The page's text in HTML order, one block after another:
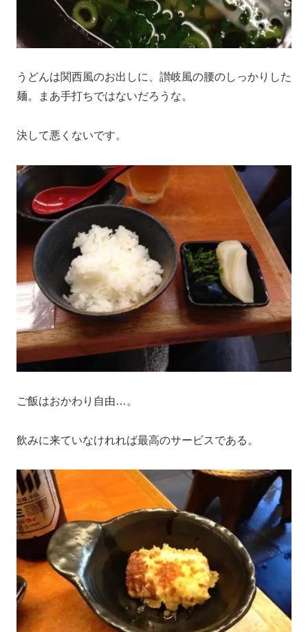
うどんは関西風のお出しに、讃岐風の腰のしっかりした
麺。まあ手打ちではないだろうな。
決して悪くないです。
ご飯はおかわり自由…。
飲みに来ていなけれれば最高のサービスである。